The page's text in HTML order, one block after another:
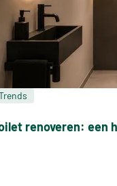
renoveren: een